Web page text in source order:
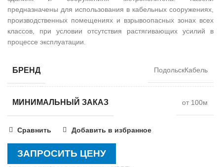
предназначены для использования в кабельных сооружениях,
производственных помещениях и взрывоопасных зонах всех
классов, при условии отсутствия растягивающих усилий в
процессе эксплуатации.
БРЕНД ПодольскКабель
МИНИМАЛЬНЫЙ ЗАКАЗ от 100м
Сравнить Добавить в избранное
ЗАПРОСИТЬ ЦЕНУ